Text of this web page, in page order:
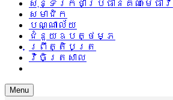
សុន្ទរកថាប្រធានគណៈមេធាវី
សមាជិក
បណ្ណាល័យ
ជំនួយឧបត្ថម្ភ
ព្រឹត្តិបត្រ
វិចិត្រសាល
Menu